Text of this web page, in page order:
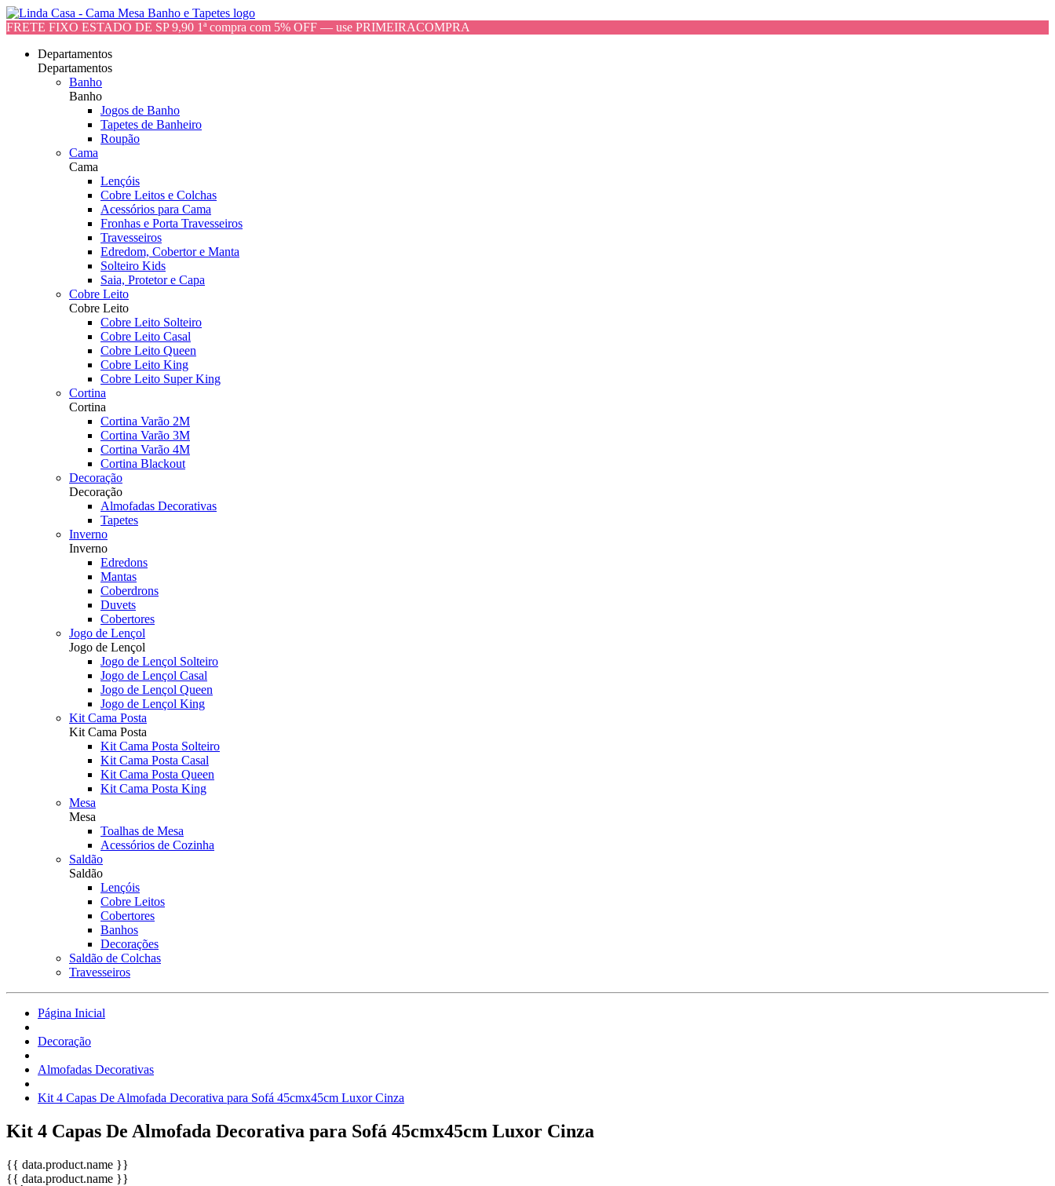
FRETE FIXO ESTADO DE SP 9,90 1ª compra com 5% OFF — use PRIMEIRACOMPRA
Departamentos
Departamentos
Banho
Banho
Jogos de Banho
Tapetes de Banheiro
Roupão
Cama
Cama
Lençóis
Cobre Leitos e Colchas
Acessórios para Cama
Fronhas e Porta Travesseiros
Travesseiros
Edredom, Cobertor e Manta
Solteiro Kids
Saia, Protetor e Capa
Cobre Leito
Cobre Leito
Cobre Leito Solteiro
Cobre Leito Casal
Cobre Leito Queen
Cobre Leito King
Cobre Leito Super King
Cortina
Cortina
Cortina Varão 2M
Cortina Varão 3M
Cortina Varão 4M
Cortina Blackout
Decoração
Decoração
Almofadas Decorativas
Tapetes
Inverno
Inverno
Edredons
Mantas
Coberdrons
Duvets
Cobertores
Jogo de Lençol
Jogo de Lençol
Jogo de Lençol Solteiro
Jogo de Lençol Casal
Jogo de Lençol Queen
Jogo de Lençol King
Kit Cama Posta
Kit Cama Posta
Kit Cama Posta Solteiro
Kit Cama Posta Casal
Kit Cama Posta Queen
Kit Cama Posta King
Mesa
Mesa
Toalhas de Mesa
Acessórios de Cozinha
Saldão
Saldão
Lençóis
Cobre Leitos
Cobertores
Banhos
Decorações
Saldão de Colchas
Travesseiros
Página Inicial
Decoração
Almofadas Decorativas
Kit 4 Capas De Almofada Decorativa para Sofá 45cmx45cm Luxor Cinza
Kit 4 Capas De Almofada Decorativa para Sofá 45cmx45cm Luxor Cinza
{{ data.product.name }}
{{ data.product.name }}